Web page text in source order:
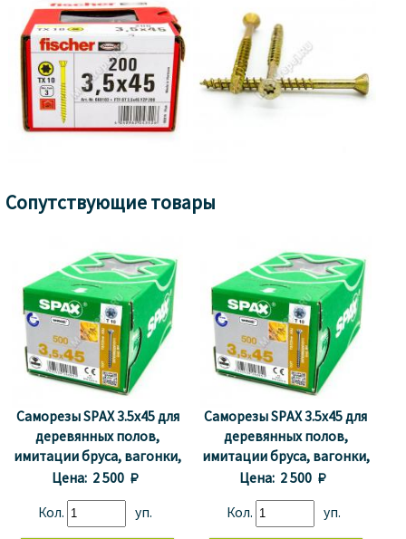
Сопутствующие товары
Саморезы SPAX 3.5x45 для
деревянных полов,
имитации бруса, вагонки,
паркета (500 шт. + бита)
Цена: 2 500 
Кол. уп.
Саморезы SPAX 3.5x45 для
деревянных полов,
имитации бруса, вагонки,
паркета (500 шт. + бита)
Цена: 2 500 
Кол. уп.